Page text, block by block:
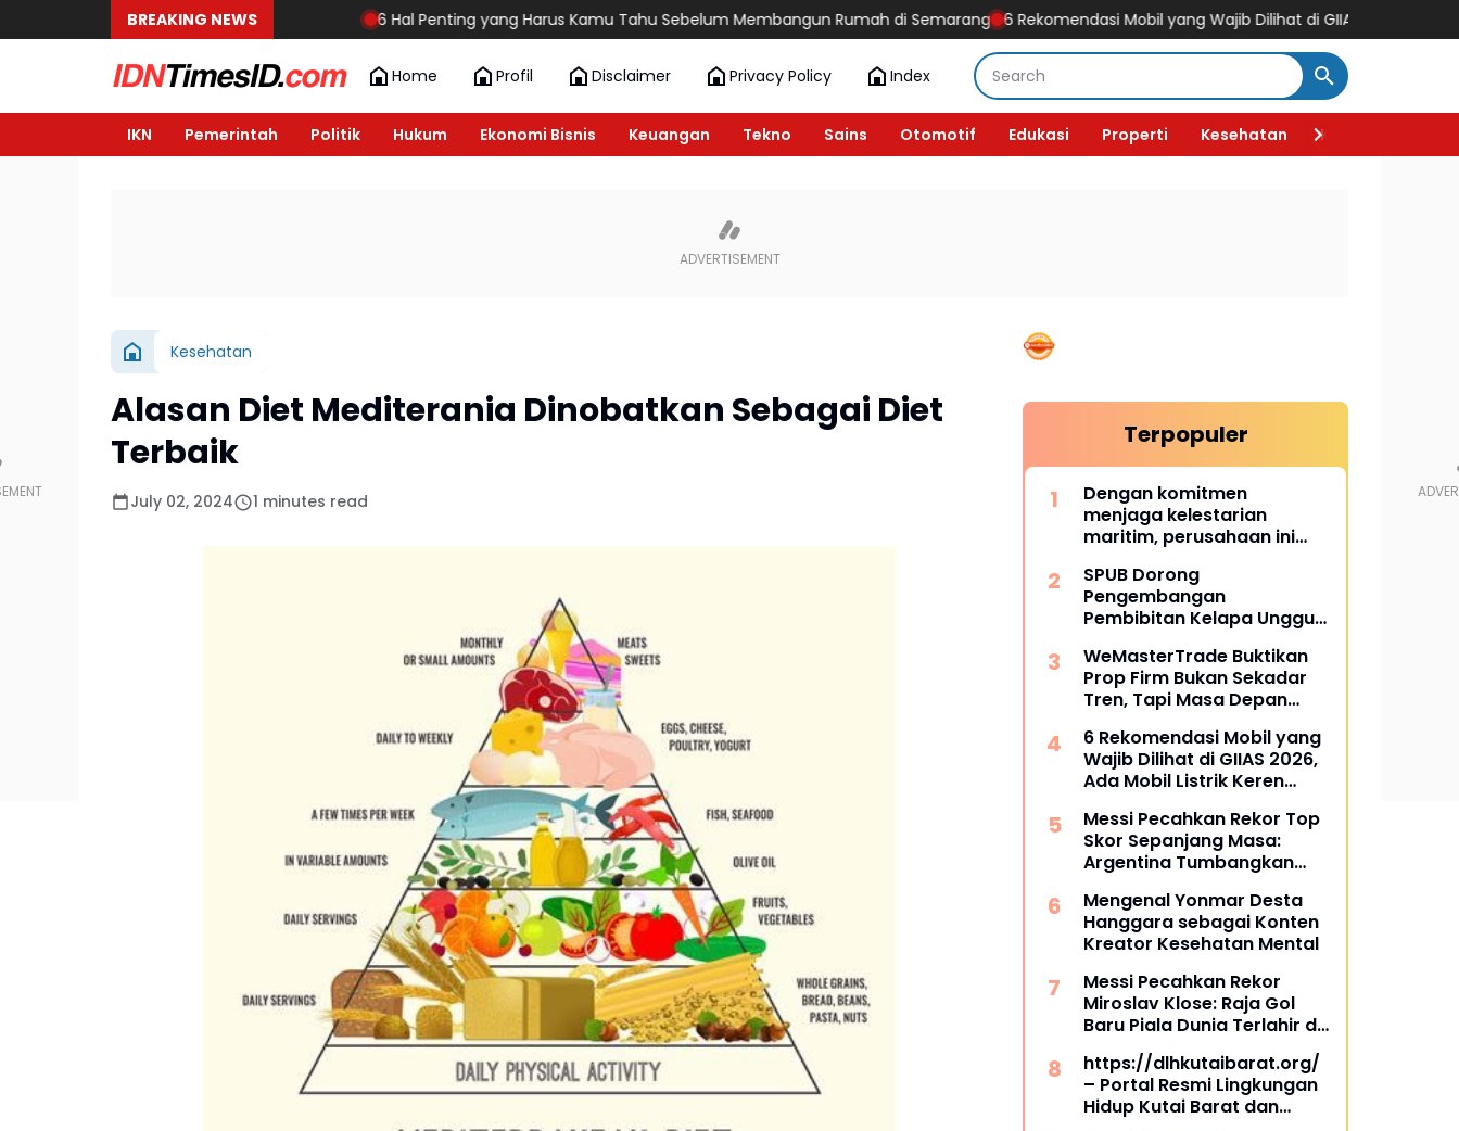
BREAKING NEWS 6 Hal Penting yang Harus Kamu Tahu Sebelum Membangun Rumah di Semarang 6 Rekomendasi Mobil yang Wajib Dilihat di GIIAS 2026, Ada Mobil Listrik
Home Profil Disclaimer Privacy Policy Index
IKN Pemerintah Politik Hukum Ekonomi Bisnis Keuangan Tekno Sains Otomotif Edukasi Properti Kesehatan Kecantikan
Kesehatan
Alasan Diet Mediterania Dinobatkan Sebagai Diet
Terbaik
July 02, 2024 1 minutes read
Terpopuler
Dengan komitmen
menjaga kelestarian
maritim, perusahaan ini
TKDN, mencapai lebih dari
55 persen.
SPUB Dorong
Pengembangan
Pembibitan Kelapa Unggul
WeMasterTrade Buktikan
Prop Firm Bukan Sekadar
Tren, Tapi Masa Depan
6 Rekomendasi Mobil yang
Wajib Dilihat di GIIAS 2026,
Ada Mobil Listrik Keren
Messi Pecahkan Rekor Top
Skor Sepanjang Masa:
Argentina Tumbangkan
2026
Mengenal Yonmar Desta
Hanggara sebagai Konten
Kreator Kesehatan Mental
Messi Pecahkan Rekor
Miroslav Klose: Raja Gol
Baru Piala Dunia Terlahir di
https://dlhkutaibarat.org/
– Portal Resmi Lingkungan
Hidup Kutai Barat dan